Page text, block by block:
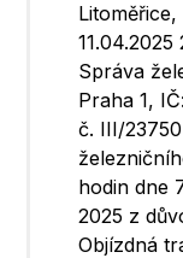
Správa
Praha 1,
č. III/
hodin dne
2025 z
Objízdná